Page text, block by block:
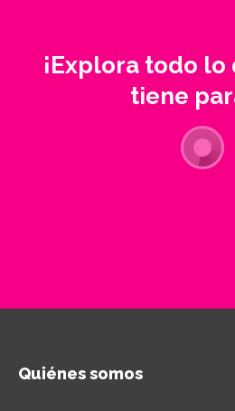
¡Explora todo lo
tiene
Quiénes somos